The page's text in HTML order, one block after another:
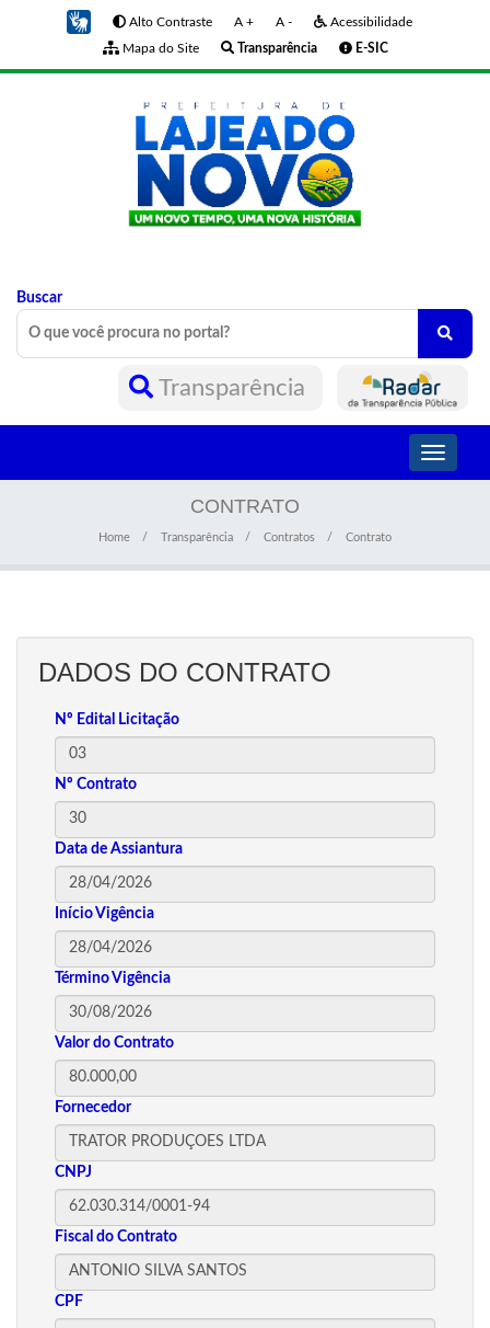
Alto Contraste A + A -
Acessibilidade
Mapa do Site
Transparência E-SIC
Buscar
Transparência
Toggle
CONTRATO
Home Transparência Contratos Contrato
DADOS DO CONTRATO
Nº Edital Licitação
Nº Contrato
Data de Assiantura
Início Vigência
Término Vigência
Valor do Contrato
Fornecedor
CNPJ
Fiscal do Contrato
CPF